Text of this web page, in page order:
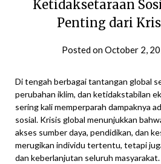
Ketidaksetaraan
Penting dari
Posted onOctober 2,
Di tengah berbagai tantangan global
perubahan iklim, dan ketidakstabilan
sering kali memperparah dampaknya
sosial. Krisis global menunjukkan
akses sumber daya, pendidikan, dan
merugikan individu tertentu, tetapi
dan keberlanjutan seluruh